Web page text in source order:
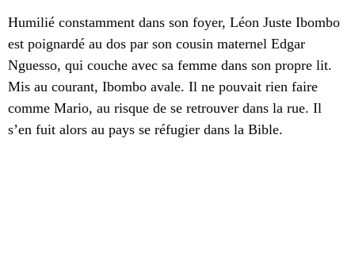
Humilié constamment dans son foyer, Léon Juste Ibombo
est poignardé au dos par son cousin maternel Edgar
Nguesso, qui couche avec sa femme dans son propre lit.
Mis au courant, Ibombo avale. Il ne pouvait rien faire
comme Mario, au risque de se retrouver dans la rue. Il
s’en fuit alors au pays se réfugier dans la Bible.